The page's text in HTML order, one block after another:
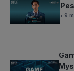
• 9